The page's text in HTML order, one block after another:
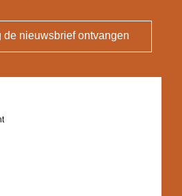
de nieuwsbrief ontvangen